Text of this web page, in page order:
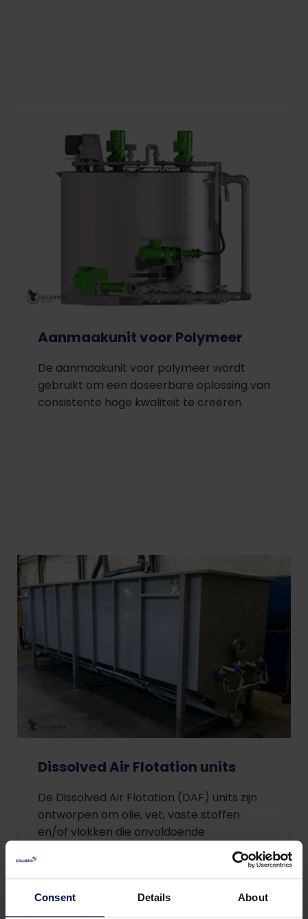
Consent Details About
Aanmaakunit voor Polymeer
De aanmaakunit voor polymeer wordt
gebruikt om een doseerbare oplossing van
consistente hoge kwaliteit te creëren.
Dissolved Air Flotation units
De Dissolved Air Flotation (DAF) units zijn
ontworpen om olie, vet, vaste stoffen
en/of vlokken die onvoldoende
drijfvermogen hebben uit het afvalwater